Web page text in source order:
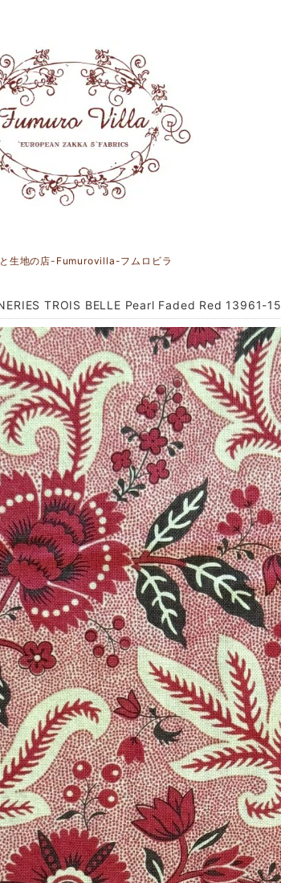
生地の店-Fumurovilla-フムロビラ
TROIS BELLE Pearl Faded Red 13961-15